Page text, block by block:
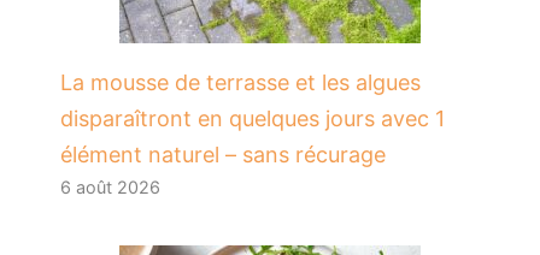
La mousse de terrasse et les algues
disparaîtront en quelques jours avec 1
élément naturel – sans récurage
6 août 2026